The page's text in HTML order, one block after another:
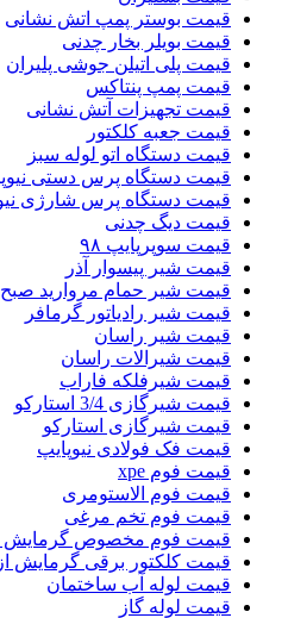
قیمت بوستر پمپ اتش نشانی
قیمت بویلر بخار چدنی
قیمت پلی اتیلن جوشی پلیران
قیمت پمپ پنتاکس
قیمت تجهیزات آتش نشانی
قیمت جعبه کلکتور
قیمت دستگاه اتو لوله سبز
قیمت دستگاه پرس دستی
قیمت دستگاه پرس شارژی
قیمت دیگ چدنی
قیمت سوپرپایپ ۹۸
قیمت شیر پیسوار آذر
قیمت شیر حمام مروارید صبح
قیمت شیر رادیاتور گرمافر
قیمت شیر راسان
قیمت شیرالات راسان
قیمت شیرفلکه فاراب
قیمت شیرگازی 3/4 استارکو
قیمت شیرگازی استارکو
قیمت فک فولادی نیوپایپ
قیمت فوم xpe
قیمت فوم الاستومری
قیمت فوم تخم مرغی
قیمت فوم مخصوص گرمایش
قیمت کلکتور برقی گرمایش
قیمت لوله آب ساختمان
قیمت لوله گاز